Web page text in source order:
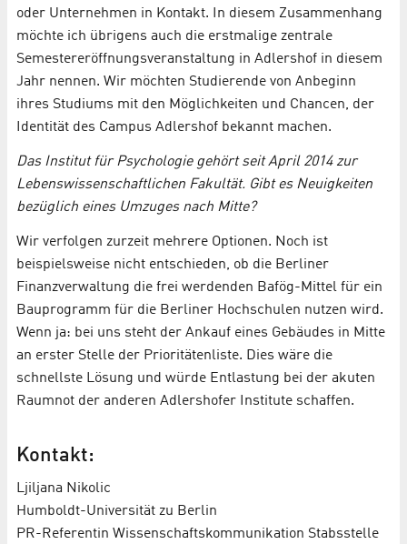
oder Unternehmen in Kontakt. In diesem Zusammenhang
möchte ich übrigens auch die erstmalige zentrale
Semestereröffnungsveranstaltung in Adlershof in diesem
Jahr nennen. Wir möchten Studierende von Anbeginn
ihres Studiums mit den Möglichkeiten und Chancen, der
Identität des Campus Adlershof bekannt machen.
Das Institut für Psychologie gehört seit April 2014 zur
Lebenswissenschaftlichen Fakultät. Gibt es Neuigkeiten
bezüglich eines Umzuges nach Mitte?
Wir verfolgen zurzeit mehrere Optionen. Noch ist
beispielsweise nicht entschieden, ob die Berliner
Finanzverwaltung die frei werdenden Bafög-Mittel für ein
Bauprogramm für die Berliner Hochschulen nutzen wird.
Wenn ja: bei uns steht der Ankauf eines Gebäudes in Mitte
an erster Stelle der Prioritätenliste. Dies wäre die
schnellste Lösung und würde Entlastung bei der akuten
Raumnot der anderen Adlershofer Institute schaffen.
Kontakt:
Ljiljana Nikolic
Humboldt-Universität zu Berlin
PR-Referentin Wissenschaftskommunikation Stabsstelle